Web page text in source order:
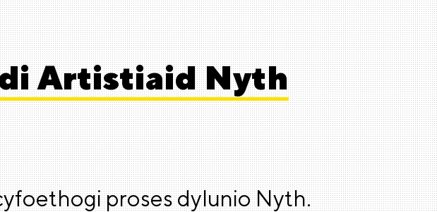
Artistiaid Nyth
proses dylunio Nyth.